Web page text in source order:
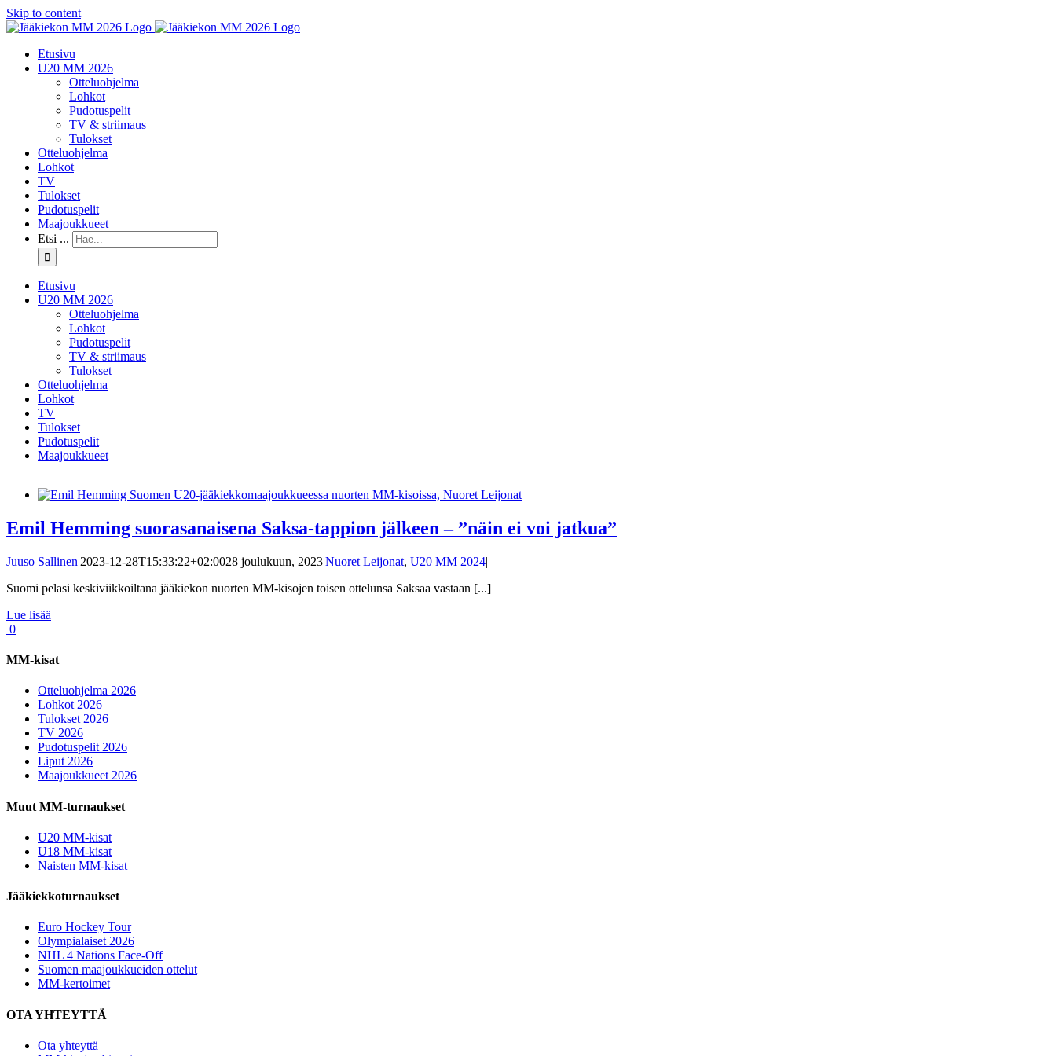
Skip to content
Etusivu
U20 MM 2026
Otteluohjelma
Lohkot
Pudotuspelit
TV & striimaus
Tulokset
Otteluohjelma
Lohkot
TV
Tulokset
Pudotuspelit
Maajoukkueet
Etsi ...
Etusivu
U20 MM 2026
Otteluohjelma
Lohkot
Pudotuspelit
TV & striimaus
Tulokset
Otteluohjelma
Lohkot
TV
Tulokset
Pudotuspelit
Maajoukkueet
Emil Hemming suorasanaisena Saksa-tappion jälkeen – ”näin ei voi jatkua”
Juuso Sallinen|2023-12-28T15:33:22+02:0028 joulukuun, 2023|Nuoret Leijonat, U20 MM 2024|
Suomi pelasi keskiviikkoiltana jääkiekon nuorten MM-kisojen toisen ottelunsa Saksaa vastaan [...]
Lue lisää
0
MM-kisat
Otteluohjelma 2026
Lohkot 2026
Tulokset 2026
TV 2026
Pudotuspelit 2026
Liput 2026
Maajoukkueet 2026
Muut MM-turnaukset
U20 MM-kisat
U18 MM-kisat
Naisten MM-kisat
Jääkiekkoturnaukset
Euro Hockey Tour
Olympialaiset 2026
NHL 4 Nations Face-Off
Suomen maajoukkueiden ottelut
MM-kertoimet
OTA YHTEYTTÄ
Ota yhteyttä